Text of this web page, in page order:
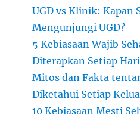
UGD vs Klinik: Kapan
Mengunjungi UGD?
5 Kebiasaan Wajib
Diterapkan Setiap Hari
Mitos dan Fakta
Diketahui Setiap
10 Kebiasaan Mesti